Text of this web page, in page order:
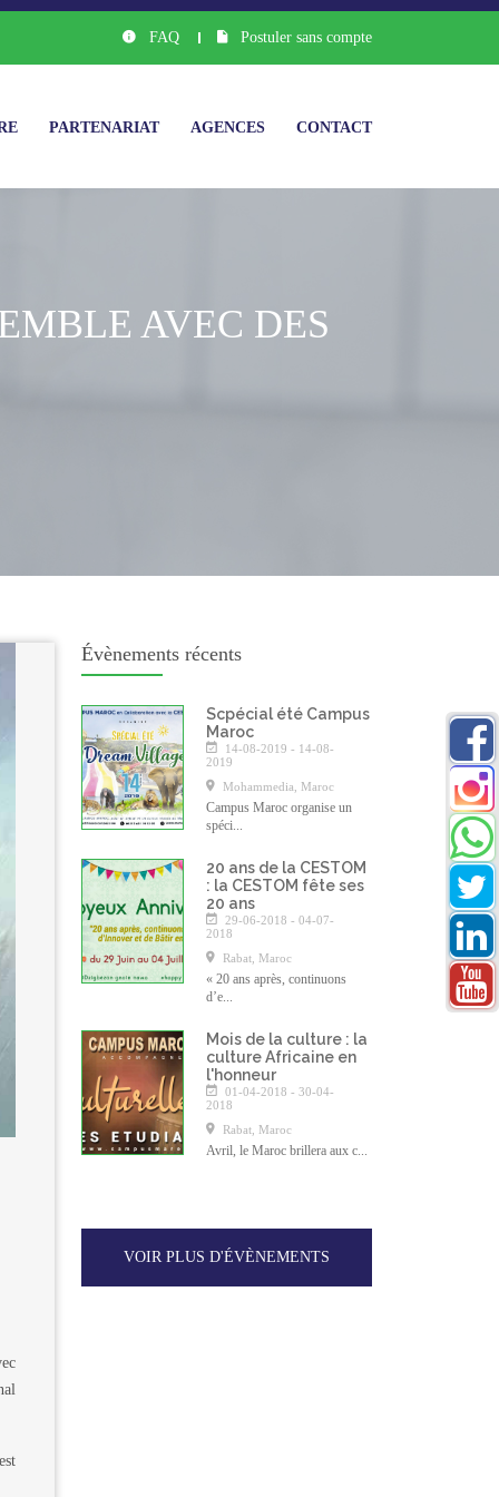
FAQ Postuler sans compte
PARTENARIAT AGENCES CONTACT
AVEC DES
Évènements récents
Scpécial été Campus
Maroc
14-08-2019 - 14-08-
2019
Mohammedia, Maroc
Campus Maroc organise un
spéci...
20 ans de la CESTOM
: la CESTOM fête ses
20 ans
29-06-2018 - 04-07-
2018
Rabat, Maroc
« 20 ans après, continuons
d’e...
Mois de la culture : la
culture Africaine en
l'honneur
01-04-2018 - 30-04-
2018
Rabat, Maroc
Avril, le Maroc brillera aux c...
VOIR PLUS D'ÉVÈNEMENTS